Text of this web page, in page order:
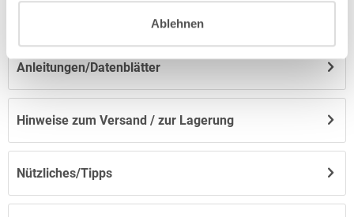
Ablehnen
Anleitungen/Datenblätter
Hinweise zum Versand / zur Lagerung
Nützliches/Tipps